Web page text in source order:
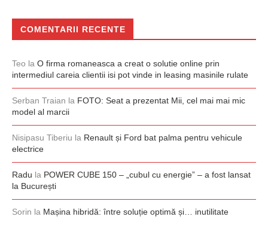
COMENTARII RECENTE
Teo la O firma romaneasca a creat o solutie online prin
intermediul careia clientii isi pot vinde in leasing masinile rulate
Serban Traian la FOTO: Seat a prezentat Mii, cel mai mai mic
model al marcii
Nisipasu Tiberiu la Renault și Ford bat palma pentru vehicule
electrice
Radu la POWER CUBE 150 – „cubul cu energie” – a fost lansat
la București
Sorin la Mașina hibridă: între soluție optimă și… inutilitate